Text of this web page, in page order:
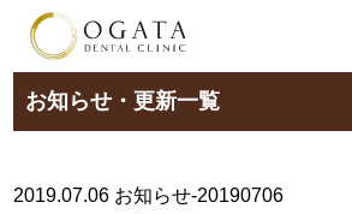
お知らせ・更新一覧
2019.07.06 お知らせ-20190706